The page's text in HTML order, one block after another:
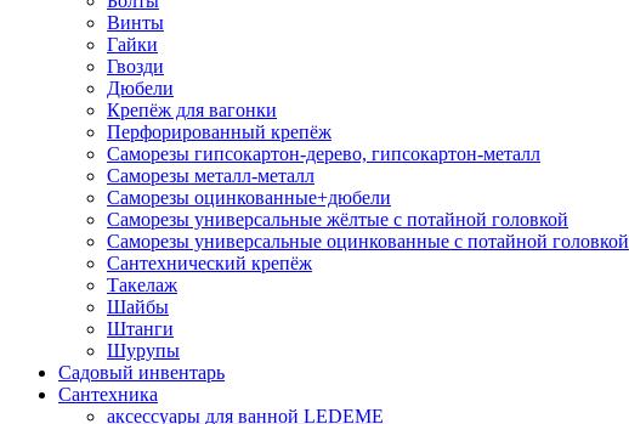
Винты
Гайки
Гвозди
Дюбели
Крепёж для вагонки
Перфорированный крепёж
Саморезы гипсокартон-дерево, гипсокартон-металл
Саморезы металл-металл
Саморезы оцинкованные+дюбели
Саморезы универсальные жёлтые с потайной головкой
Саморезы универсальные оцинкованные с потайной головкой
Сантехнический крепёж
Такелаж
Шайбы
Штанги
Шурупы
Садовый инвентарь
Сантехника
аксессуары для ванной LEDEME